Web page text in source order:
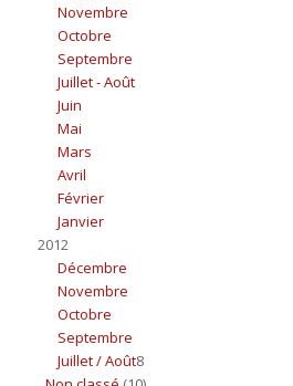
Novembre
Octobre
Septembre
Juillet - Août
Juin
Mai
Mars
Avril
Février
Janvier
2012
Décembre
Novembre
Octobre
Septembre
Juillet / Août8